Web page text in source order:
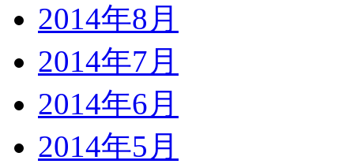
2014年8月
2014年7月
2014年6月
2014年5月